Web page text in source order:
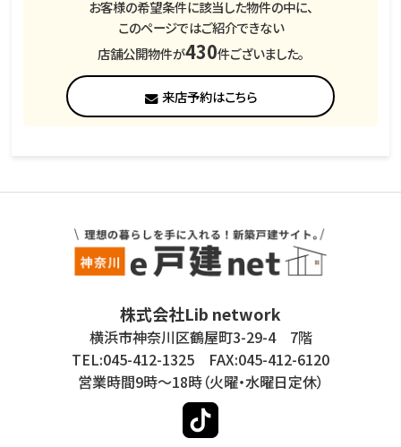
お客様の希望条件に該当した物件の中に、
このページではご紹介できない
店舗公開物件が430件ございました。
来店予約はこちら
株式会社Lib network
横浜市神奈川区鶴屋町3-29-4 7階
TEL:045-412-1325 FAX:045-412-6120
営業時間9時～18時（火曜・水曜日定休）